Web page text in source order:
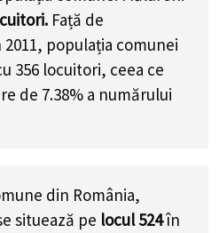
Față de
populația comunei
356 locuitori, ceea ce
de 7.38% a numărului
din România,
situează pe locul 524în